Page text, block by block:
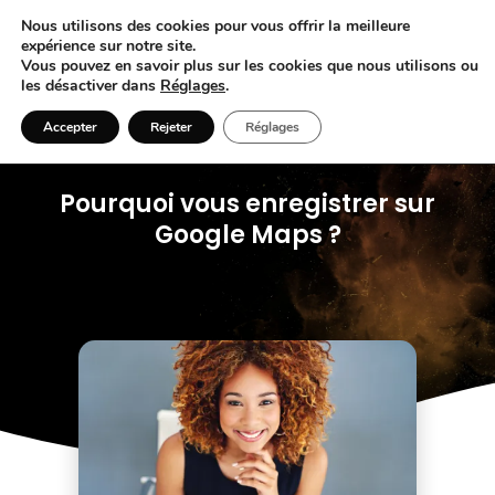
Pourquoi vous enregistrer sur
Google Maps ?
Nous utilisons des cookies pour vous offrir la meilleure
expérience sur notre site.
Vous pouvez en savoir plus sur les cookies que nous utilisons ou
les désactiver dans Réglages.
Accepter Rejeter Réglages